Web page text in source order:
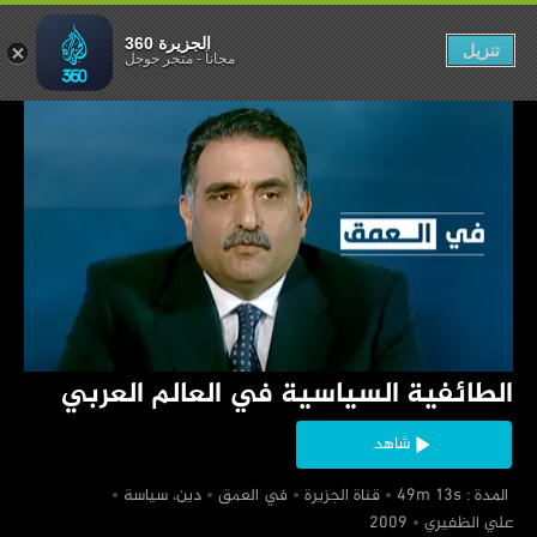
‏الطائفية السياسية في العالم العربي
شاهد
‏ المدة : 49m 13s
‏قناة الجزيرة ‏في العمق
‏دين، سياسة
‏علي الظفيري
العالم العربي
الجزيرة 360
مجاناً-متجر جوجل تنزيل